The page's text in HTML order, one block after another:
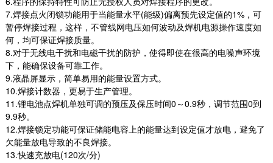
7.焊接点火闭锁功能用于当能量水平(能级)偏离预先设定值的1%，可
暂停焊接过程，这样，不管线网电压如何波动及焊机电源操作速度如
何，均可保证焊接质量。
8.对于无线电干扰和电磁干扰的防护，使得即使在很高的电噪声环境
下，能确保设备可靠工作。
9.液晶屏显示，简单易用的能量设置方式。
10.焊接计数器，更易于生产管理。
11.锂电池点焊机单独可调的预压及保压时间0～0.9秒，调节范围0到
9.9秒。
12.焊接锁定功能可保证储能电容上的能量达到设定值才放电，避免了
欠能量放电导致的不良焊接。
13.快速充放电(120次/分)
BT-850B-XZ-10000A 晶体管(7轴)...
一、主要功能 圆柱型电芯的组合式双面自动化焊
接 二、产品特点 自动化焊接，焊点均匀，一致...
2025-09-16
一、主要功能 圆柱型电芯自动化焊接，可组合成
并联或串联 采用盘状卷料镍片，根据设定的长...
2026-01-14